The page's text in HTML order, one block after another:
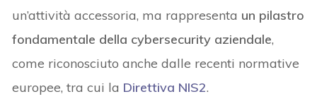
un’attività accessoria, ma rappresenta un pilastro
fondamentale della cybersecurity aziendale,
come riconosciuto anche dalle recenti normative
europee, tra cui la Direttiva NIS2.